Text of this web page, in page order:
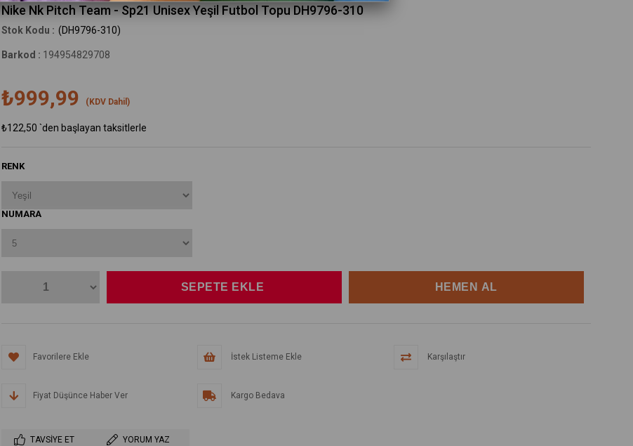
Nike Nk Pitch Team - Sp21 Unisex Yeşil Futbol Topu DH9796-310
(DH9796-310)
Barkod : 194954829708
₺999,99 (KDV Dahil)
₺122,50 `den başlayan taksitlerle
RENK
NUMARA
Favorilere Ekle İstek Listeme Ekle Karşılaştır
Fiyat Düşünce Haber Ver Kargo Bedava
TAVSIYE ET YORUM YAZ